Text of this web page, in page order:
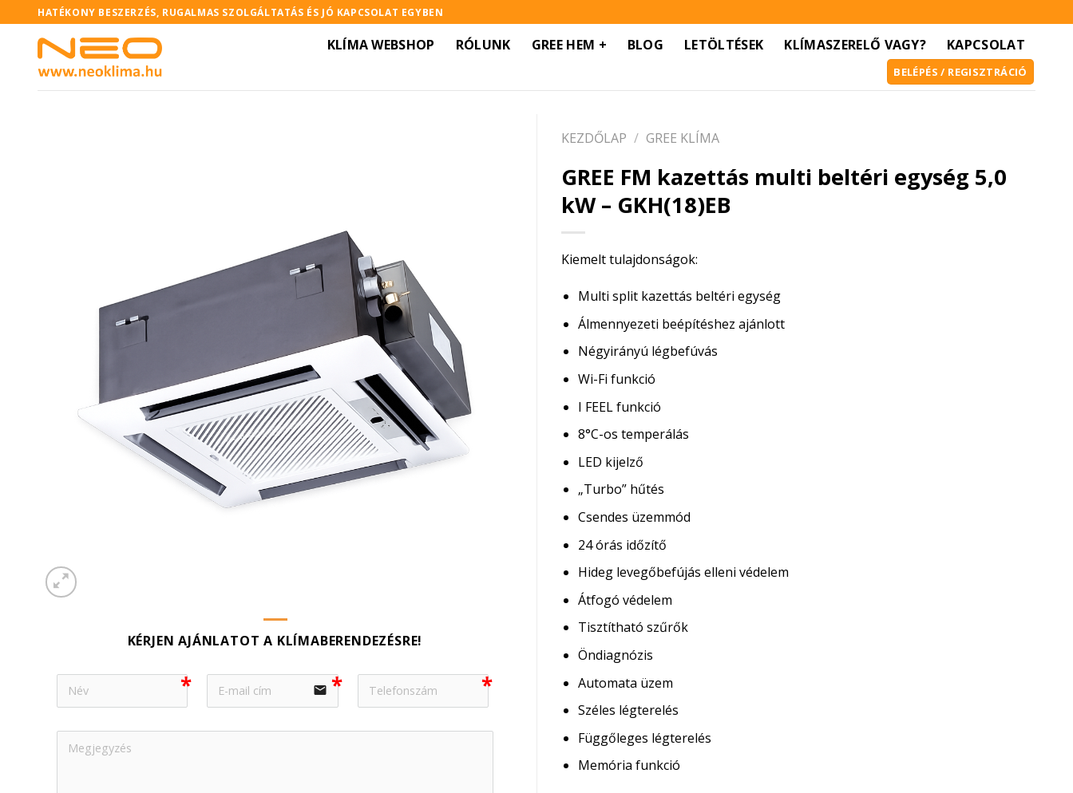
to
content
HATÉKONY BESZERZÉS, RUGALMAS SZOLGÁLTATÁS ÉS JÓ KAPCSOLAT EGYBEN
KLÍMA WEBSHOP RÓLUNK GREE HEM + BLOG LETÖLTÉSEK KLÍMASZERELŐ VAGY? KAPCSOLAT
BELÉPÉS / REGISZTRÁCIÓ
KÉRJEN AJÁNLATOT A KLÍMABERENDEZÉSRE!
email
KEZDŐLAP / GREE KLÍMA
GREE FM kazettás multi beltéri egység 5,0
kW – GKH(18)EB
Kiemelt tulajdonságok:
Multi split kazettás beltéri egység
Álmennyezeti beépítéshez ajánlott
Négyirányú légbefúvás
Wi-Fi funkció
I FEEL funkció
8°C-os temperálás
LED kijelző
„Turbo” hűtés
Csendes üzemmód
24 órás időzítő
Hideg levegőbefújás elleni védelem
Átfogó védelem
Tisztítható szűrők
Öndiagnózis
Automata üzem
Széles légterelés
Függőleges légterelés
Memória funkció